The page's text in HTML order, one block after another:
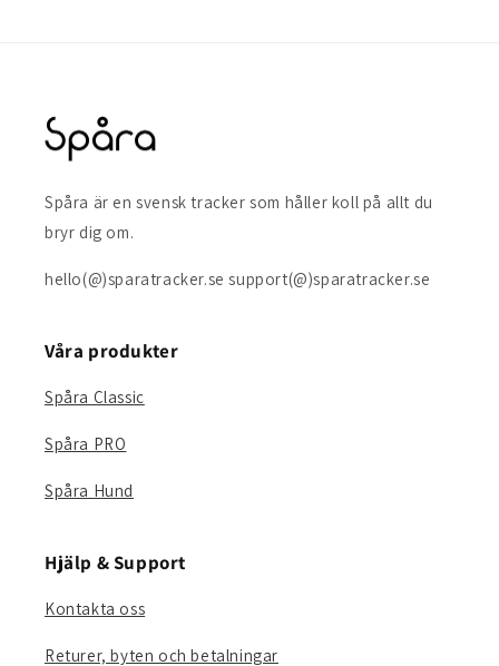
Spåra är en svensk tracker som håller koll på allt du
bryr dig om.
hello(@)sparatracker.se support(@)sparatracker.se
Våra produkter
Spåra Classic
Spåra PRO
Spåra Hund
Hjälp & Support
Kontakta oss
Returer, byten och betalningar